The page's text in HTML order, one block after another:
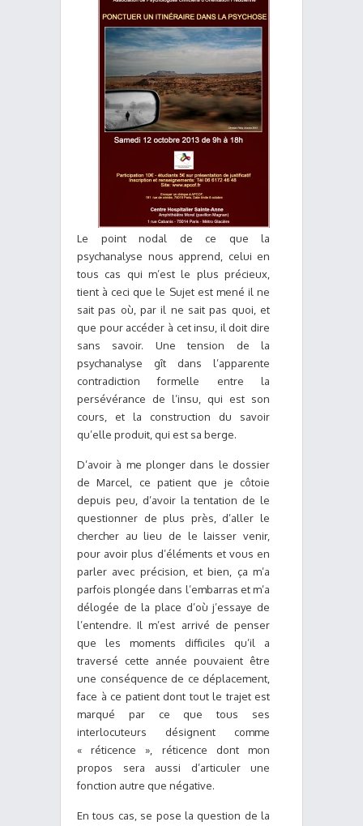
Le point nodal de ce que la
psychanalyse nous apprend, celui en
tous cas qui m’est le plus précieux,
tient à ceci que le Sujet est mené il ne
sait pas où, par il ne sait pas quoi, et
que pour accéder à cet insu, il doit dire
sans savoir. Une tension de la
psychanalyse gît dans l’apparente
contradiction formelle entre la
persévérance de l’insu, qui est son
cours, et la construction du savoir
qu’elle produit, qui est sa berge.
D’avoir à me plonger dans le dossier
de Marcel, ce patient que je côtoie
depuis peu, d’avoir la tentation de le
questionner de plus près, d’aller le
chercher au lieu de le laisser venir,
pour avoir plus d’éléments et vous en
parler avec précision, et bien, ça m’a
parfois plongée dans l’embarras et m’a
délogée de la place d’où j’essaye de
l’entendre. Il m’est arrivé de penser
que les moments difficiles qu’il a
traversé cette année pouvaient être
une conséquence de ce déplacement,
face à ce patient dont tout le trajet est
marqué par ce que tous ses
interlocuteurs désignent comme
« réticence », réticence dont mon
propos sera aussi d’articuler une
fonction autre que négative.
En tous cas, se pose la question de la